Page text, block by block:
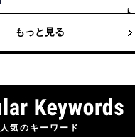
もっと見る
人気のキーワード